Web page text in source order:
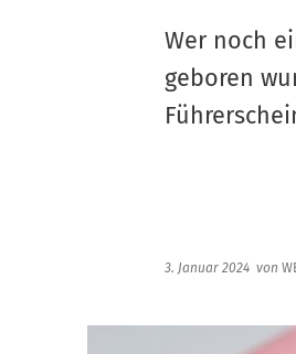
Wer noch
geboren
3. Januar 2024 von